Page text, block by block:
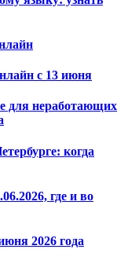
с 13 июня
для неработающих
когда
где и во
2026 года